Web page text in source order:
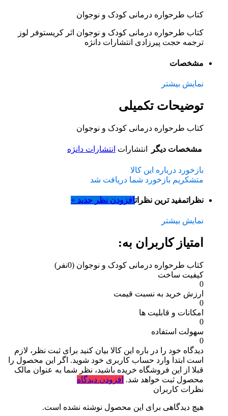
کتاب طرحواره درمانی کودک و نوجوان
کتاب طرحواره درمانی کودک و نوجوان اثر کریستوفر لوز
ترجمه حجت پیرزادی انتشارات دانژه
مشخصات
نمایش بیشتر
توضیحات تکمیلی
کتاب طرحواره درمانی کودک و نوجوان
مشخصات دیگر انتشارات انتشارات دانژه
بازخورد درباره این کالا
متشکریم بازخورد شما دریافت شد
نظراتمفید ترین نظراتافزودن نظر جدید +
نمایش بیشتر
امتیاز کاربران به:
کتاب طرحواره درمانی کودک و نوجوان (0نفر)
کیفیت ساخت
0
ارزش خرید به نسبت قیمت
0
امکانات و قابلیت ها
0
سهولت استفاده
0
دیدگاه خود را در باره این کالا بیان کنید برای ثبت نظر، لازم
است ابتدا وارد حساب کاربری خود شوید. اگر این محصول را
قبلا از این فروشگاه خریده باشید، نظر شما به عنوان مالک
محصول ثبت خواهد شد. افزودن دیدگاه
نظرات کاربران
هیچ دیدگاهی برای این محصول نوشته نشده است.